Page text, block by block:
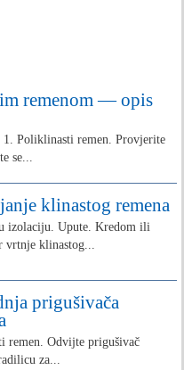
remenom — opis
Poliklinasti remen. Provjerite
se...
klinastog remena
izolaciju. Upute. Kredom ili
vrtnje klinastog...
prigušivača
remen. Odvijte prigušivač
za...